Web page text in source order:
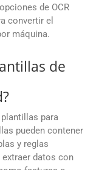
de OCR
convertir el
máquina.
de
para
pueden contener
y reglas
extraer datos con